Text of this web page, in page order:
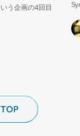
う企画の4回目